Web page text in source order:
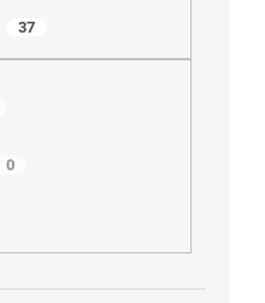
37
0